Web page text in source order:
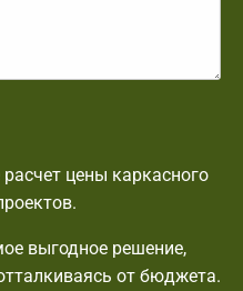
цены каркасного
выгодное решение,
от бюджета.